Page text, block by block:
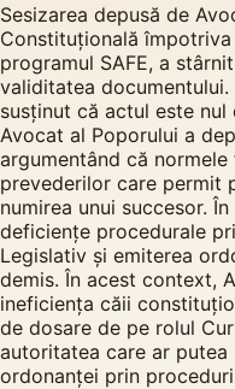
Sesizarea depusă de
Constituțională
programul SAFE, a
validitatea
susținut că actul este
Avocat al Poporului a
argumentând că
prevederilor care permit
numirea unui succesor.
deficiențe procedurale
Legislativ și emiterea
demis. În acest context,
ineficiența căii
de dosare de pe rolul
autoritatea care ar
ordonanței prin